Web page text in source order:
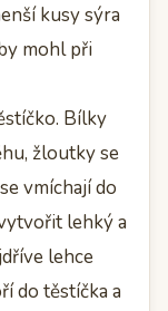
kusy sýra
mohl při
Bílky
žloutky se
vmíchají do
lehký a
lehce
do těstíčka a